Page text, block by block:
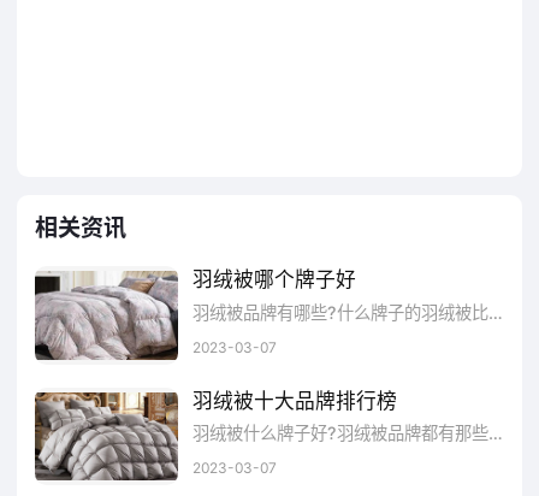
著名商标,浙江省名牌,天翔控股集团)
6、飞利弘(中国名牌,浙江省著名商标,浙江
省名牌产品,中国民营企业500强,羽绒被行业标
7、霞珍(中国驰名商标,中国羽绒工业协会
常务理事单位,全国羽绒标准化技术委员会委员
相关资讯
羽绒被哪个牌子好
羽绒被品牌有哪些?什么牌子的羽绒被比较好呢?想了解什么牌子的羽绒被比较好，品牌网小编通过羽绒被十大品牌排行榜来告诉您羽绒被哪...
2023-03-07
羽绒被十大品牌排行榜
羽绒被什么牌子好?羽绒被品牌都有那些?羽绒被哪个牌子好?下面就跟着品牌网小编一起来看看羽绒被十大品牌排行榜吧。www.Chinapp.Com...
2023-03-07